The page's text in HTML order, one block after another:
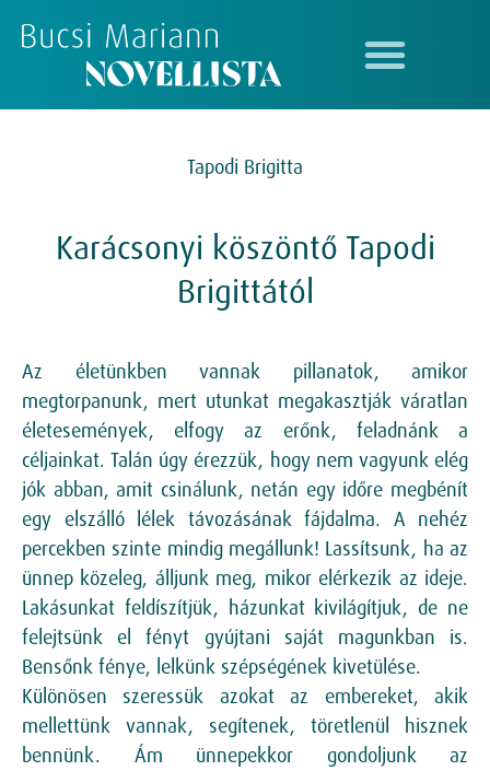
Tapodi Brigitta
Karácsonyi köszöntő Tapodi
Brigittától
Az életünkben vannak pillanatok, amikor
megtorpanunk, mert utunkat megakasztják váratlan
életesemények, elfogy az erőnk, feladnánk a
céljainkat. Talán úgy érezzük, hogy nem vagyunk elég
jók abban, amit csinálunk, netán egy időre megbénít
egy elszálló lélek távozásának fájdalma. A nehéz
percekben szinte mindig megállunk! Lassítsunk, ha az
ünnep közeleg, álljunk meg, mikor elérkezik az ideje.
Lakásunkat feldíszítjük, házunkat kivilágítjuk, de ne
felejtsünk el fényt gyújtani saját magunkban is.
Bensőnk fénye, lelkünk szépségének kivetülése.
Különösen szeressük azokat az embereket, akik
mellettünk vannak, segítenek, töretlenül hisznek
bennünk. Ám ünnepekkor gondoljunk az